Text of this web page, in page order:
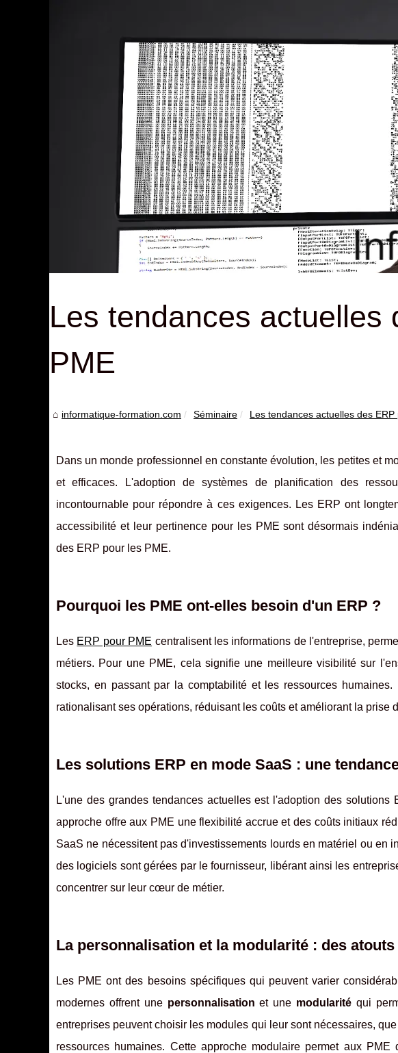
Les tendances actuelles
PME
informatique-formation.com Séminaire Les tendances actuelles des ERP
Dans un monde professionnel en constante évolution, les petites et
et efficaces. L'adoption de systèmes de planification des
incontournable pour répondre à ces exigences. Les ERP ont
accessibilité et leur pertinence pour les PME sont désormais
des ERP pour les PME.
Pourquoi les PME ont-elles besoin d'un ERP ?
Les ERP pour PME centralisent les informations de l'entreprise,
métiers. Pour une PME, cela signifie une meilleure visibilité sur
stocks, en passant par la comptabilité et les ressources humaines.
rationalisant ses opérations, réduisant les coûts et améliorant la prise
Les solutions ERP en mode SaaS : une
L'une des grandes tendances actuelles est l'adoption des solutions
approche offre aux PME une flexibilité accrue et des coûts initiaux
SaaS ne nécessitent pas d'investissements lourds en matériel ou en
des logiciels sont gérées par le fournisseur, libérant ainsi les
concentrer sur leur cœur de métier.
La personnalisation et la modularité : des
Les PME ont des besoins spécifiques qui peuvent varier
modernes offrent une personnalisation et une modularité qui
entreprises peuvent choisir les modules qui leur sont nécessaires,
ressources humaines. Cette approche modulaire permet aux